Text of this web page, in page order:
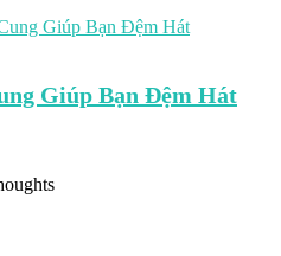
Giúp Bạn Đệm Hát